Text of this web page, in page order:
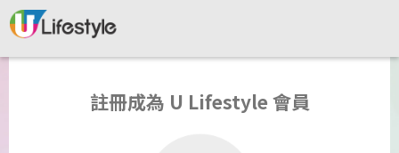
註冊成為 U Lifestyle 會員